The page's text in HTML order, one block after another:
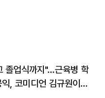
졸업식까지"…근육병 학
, 코미디언 김규원이었